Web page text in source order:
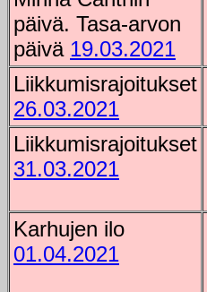
päivä. Tasa-arvon
päivä 19.03.2021
Liikkumisrajoitukset
26.03.2021
Liikkumisrajoitukset
31.03.2021
Karhujen ilo
01.04.2021